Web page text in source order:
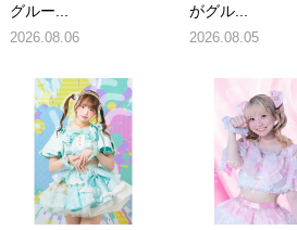
グルー...
2026.08.06
がグル...
2026.08.05